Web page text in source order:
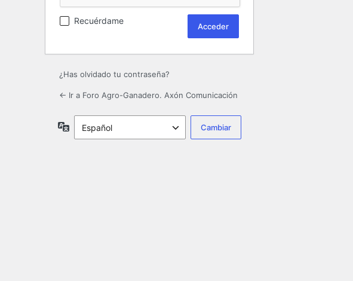
Recuérdame
¿Has olvidado tu contraseña?
← Ir a Foro Agro-Ganadero. Axón Comunicación
Idioma